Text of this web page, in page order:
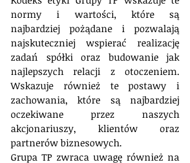
normy i wartości, które są
najbardziej pożądane i pozwalają
najskuteczniej wspierać realizację
zadań spółki oraz budowanie jak
najlepszych relacji z otoczeniem.
Wskazuje również te postawy i
zachowania, które są najbardziej
oczekiwane przez naszych
akcjonariuszy, klientów oraz
partnerów biznesowych.
Grupa TP zwraca uwagę również na